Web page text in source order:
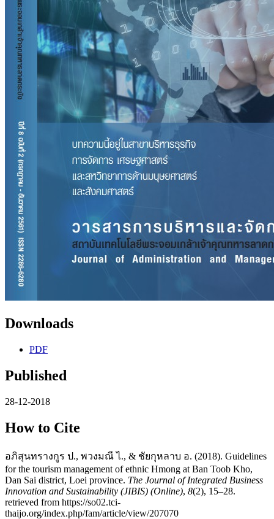
Downloads
PDF
Published
28-12-2018
How to Cite
อภิสุนทรางกูร ป., พวงมณี ไ., & ชัยกุหลาบ อ. (2018). Guidelines
for the tourism management of ethnic Hmong at Ban Toob Kho,
Dan Sai district, Loei province. The Journal of Integrated Business
Innovation and Sustainability (JIBIS) (Online), 8(2), 15–28.
retrieved from https://so02.tci-
thaijo.org/index.php/fam/article/view/207070